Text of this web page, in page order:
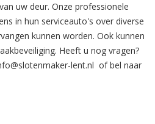
uw deur. Onze professionele
in hun serviceauto's over diverse
kunnen worden. Ook kunnen
. Heeft u nog vragen?
lent.nl of bel naar